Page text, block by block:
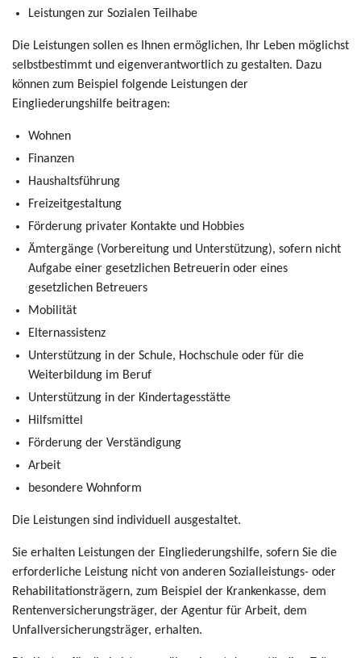
Leistungen zur Sozialen Teilhabe
Die Leistungen sollen es Ihnen ermöglichen, Ihr Leben möglichst
selbstbestimmt und eigenverantwortlich zu gestalten. Dazu
können zum Beispiel folgende Leistungen der
Eingliederungshilfe beitragen:
Wohnen
Finanzen
Haushaltsführung
Freizeitgestaltung
Förderung privater Kontakte und Hobbies
Ämtergänge (Vorbereitung und Unterstützung), sofern nicht
Aufgabe einer gesetzlichen Betreuerin oder eines
gesetzlichen Betreuers
Mobilität
Elternassistenz
Unterstützung in der Schule, Hochschule oder für die
Weiterbildung im Beruf
Unterstützung in der Kindertagesstätte
Hilfsmittel
Förderung der Verständigung
Arbeit
besondere Wohnform
Die Leistungen sind individuell ausgestaltet.
Sie erhalten Leistungen der Eingliederungshilfe, sofern Sie die
erforderliche Leistung nicht von anderen Sozialleistungs- oder
Rehabilitationsträgern, zum Beispiel der Krankenkasse, dem
Rentenversicherungsträger, der Agentur für Arbeit, dem
Unfallversicherungsträger, erhalten.